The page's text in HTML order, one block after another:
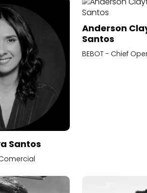
Santos
Anderson
Santos
BEBOT - Chief